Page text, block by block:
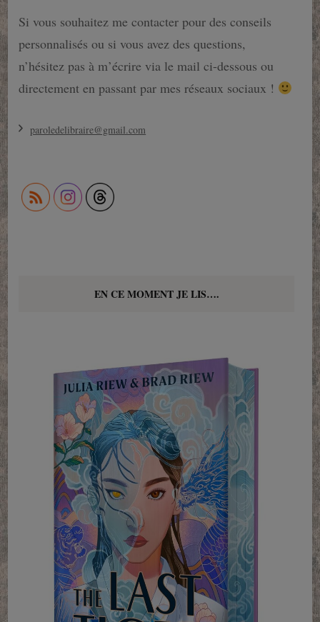
Si vous souhaitez me contacter pour des conseils
personnalisés ou si vous avez des questions,
n’hésitez pas à m’écrire via le mail ci-dessous ou
directement en passant par mes réseaux sociaux !
paroledelibraire@gmail.com
EN CE MOMENT JE LIS….